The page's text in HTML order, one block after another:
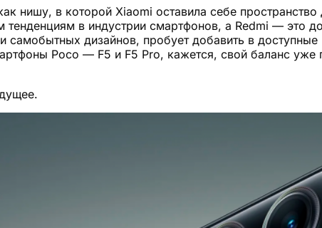
нишу, в которой Xiaomi оставила себе
в индустрии смартфонов, а Redmi — это
самобытных дизайнов, пробует добавить в
Poco — F5 и F5 Pro, кажется, свой баланс уже